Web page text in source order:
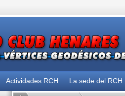
Actividades RCH La sede del RCH